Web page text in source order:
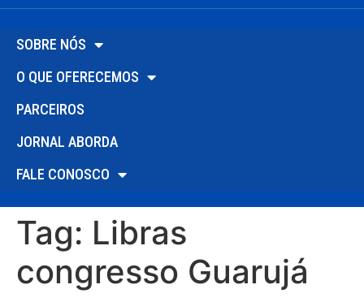
SOBRE NÓS
O QUE OFERECEMOS
PARCEIROS
JORNAL ABORDA
FALE CONOSCO
Tag: Libras
congresso Guarujá